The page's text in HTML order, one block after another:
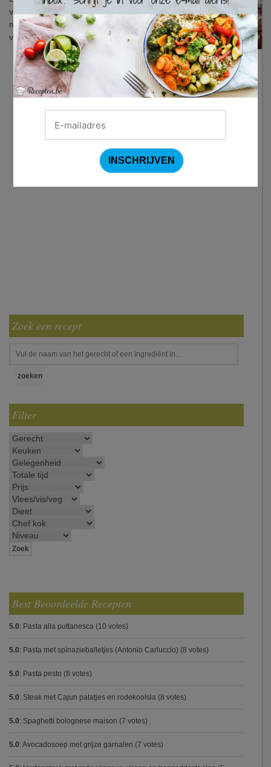
verse kriekjes en een scheutje kirsch
maak je er een verleidelijke smaakbom
van.
Zoek een recept
Filter
Best Beoordeelde Recepten
5.0: Pasta alla puttanesca (10 votes)
5.0: Pasta met spinazieballetjes (Antonio Carluccio) (8 votes)
5.0: Pasta pesto (8 votes)
5.0: Steak met Cajun patatjes en rodekoolsla (8 votes)
5.0: Spaghetti bolognese maison (7 votes)
5.0: Avocadosoep met grijze garnalen (7 votes)